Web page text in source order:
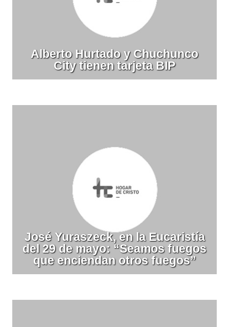
Alberto Hurtado y Chuchunco
City tienen tarjeta BIP
José Yuraszeck, en la Eucaristía
del 29 de mayo: “Seamos fuegos
que enciendan otros fuegos”